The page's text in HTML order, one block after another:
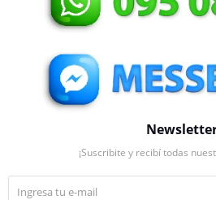
¡Suscribite y recibí todas